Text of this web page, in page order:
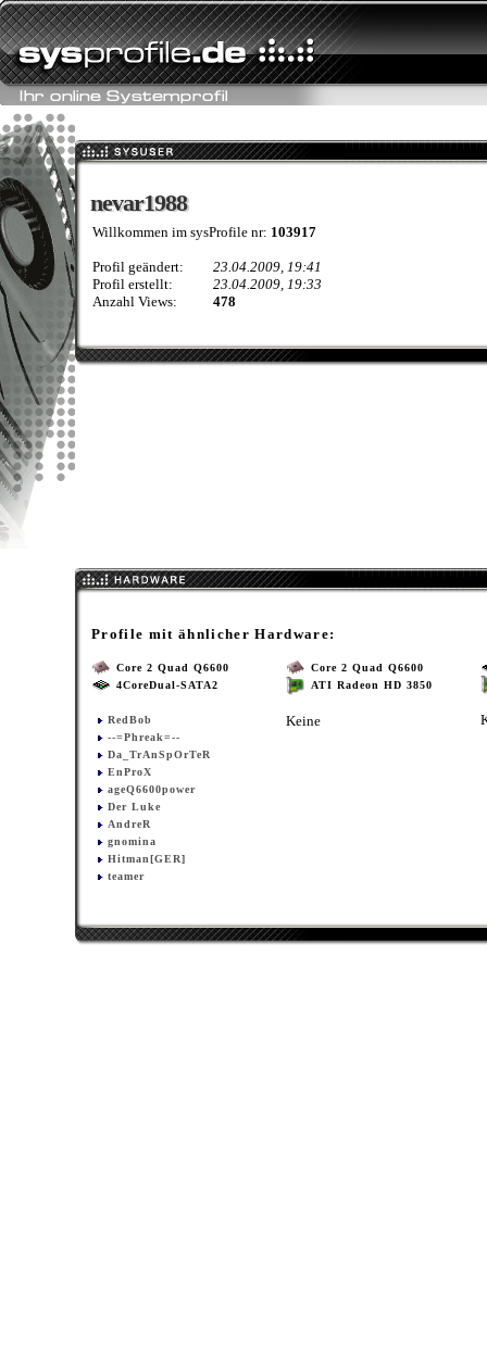
nevar1988
nevar1988
Willkommen im sysProfile nr: 103917
Profil geändert:
23.04.2009, 19:41
Profil erstellt:
23.04.2009, 19:33
Anzahl Views:
478
Profile mit ähnlicher Hardware:
Core 2 Quad Q6600
4CoreDual-SATA2
RedBob
--=Phreak=--
Da_TrAnSpOrTeR
EnProX
ageQ6600power
Der Luke
AndreR
gnomina
Hitman[GER]
teamer
Core 2 Quad Q6600
ATI Radeon HD 3850
Keine